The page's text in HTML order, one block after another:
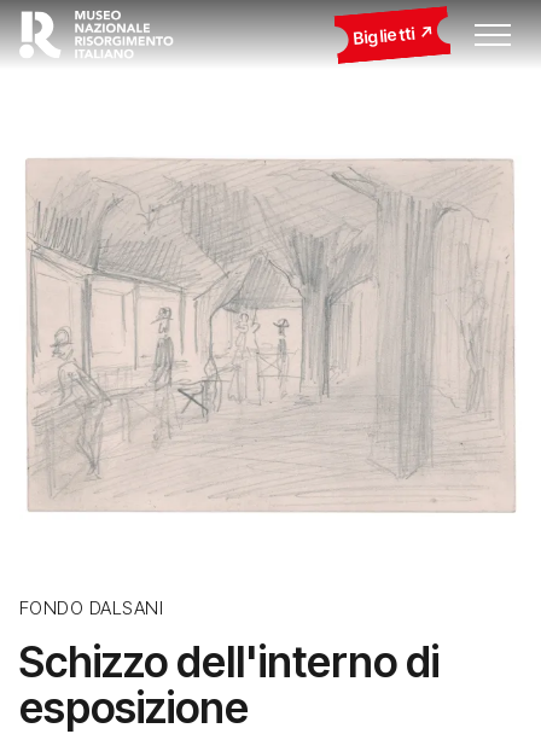
Biglietti
FONDO DALSANI
Schizzo dell'interno di
esposizione